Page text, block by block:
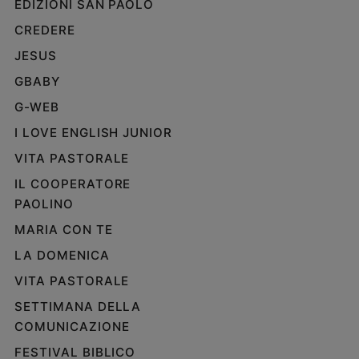
giovani
Adolescenza
Vai
Riflessioni
Foto
Podcast
Privacy
EDIZIONI SAN PAOLO
CREDERE
JESUS
GBABY
G-WEB
I LOVE ENGLISH JUNIOR
VITA PASTORALE
IL COOPERATORE
PAOLINO
MARIA CON TE
LA DOMENICA
VITA PASTORALE
SETTIMANA DELLA
COMUNICAZIONE
FESTIVAL BIBLICO